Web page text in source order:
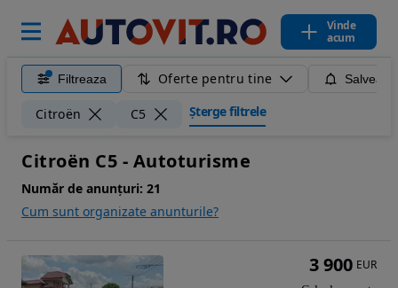
Vinde
acum
Filtreaza Oferte pentru tine
Citroën C5 Șterge filtrele
Citroën C5 - Autoturisme
Număr de anunțuri: 21
Cum sunt organizate anunturile?
3 900 EUR